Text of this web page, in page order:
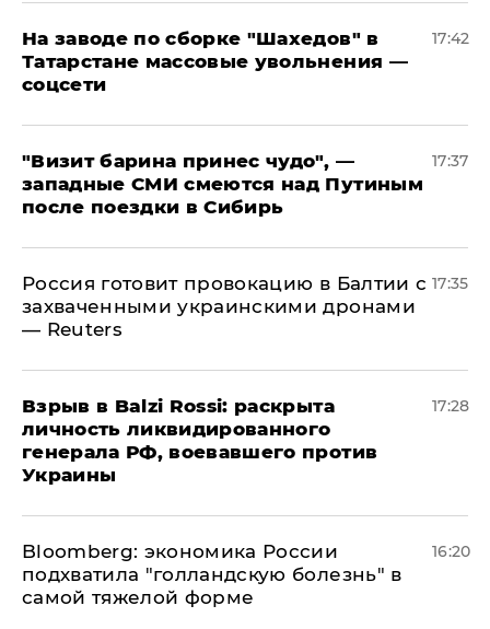
На заводе по сборке "Шахедов" в
Татарстане массовые увольнения —
соцсети
17:42
"Визит барина принес чудо", —
западные СМИ смеются над Путиным
после поездки в Сибирь
17:37
​Россия готовит провокацию в Балтии с
захваченными украинскими дронами
— Reuters
17:35
​Взрыв в Balzi Rossi: раскрыта
личность ликвидированного
генерала РФ, воевавшего против
Украины
17:28
Bloomberg: экономика России
подхватила "голландскую болезнь" в
самой тяжелой форме
16:20